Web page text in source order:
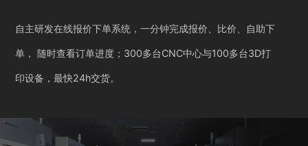
自主研发在线报价下单系统，一分钟完成报价、比价、自助下
单， 随时查看订单进度；300多台CNC中心与100多台3D打
印设备，最快24h交货。